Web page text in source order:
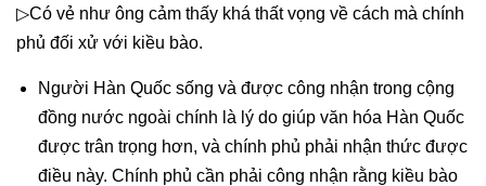
▷Có vẻ như ông cảm thấy khá thất vọng về cách mà chính
phủ đối xử với kiều bào.
Người Hàn Quốc sống và được công nhận trong cộng
đồng nước ngoài chính là lý do giúp văn hóa Hàn Quốc
được trân trọng hơn, và chính phủ phải nhận thức được
điều này. Chính phủ cần phải công nhận rằng kiều bào